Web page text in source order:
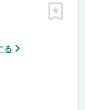
る
ピン留